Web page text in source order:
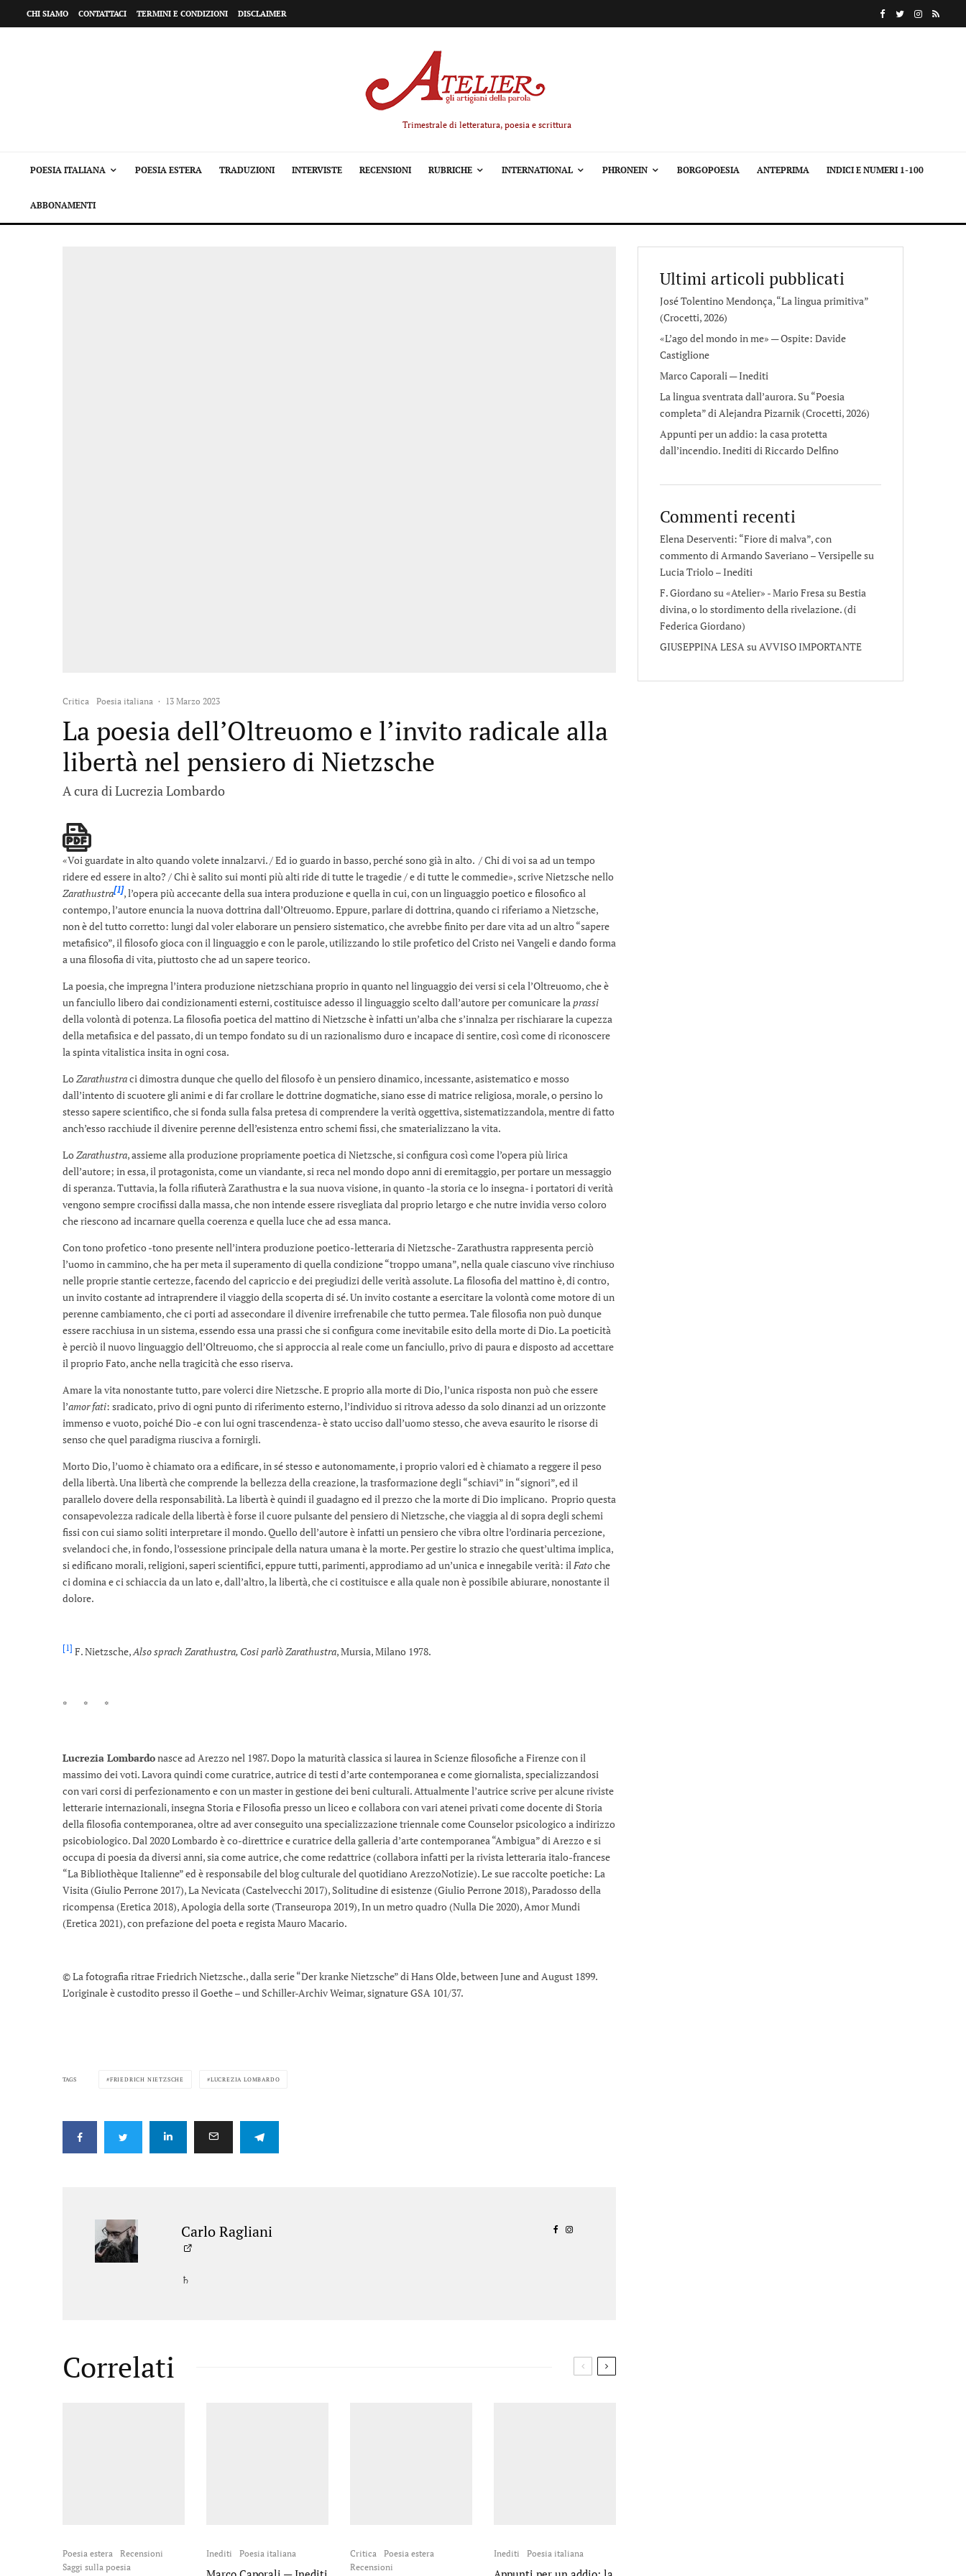
CHI SIAMO CONTATTACI TERMINI E CONDIZIONI DISCLAIMER
Trimestrale di letteratura, poesia e scrittura
POESIA ITALIANA POESIA ESTERA TRADUZIONI INTERVISTE RECENSIONI RUBRICHE INTERNATIONAL PHRONEIN BORGOPOESIA ANTEPRIMA INDICI E NUMERI 1-100
ABBONAMENTI
Critica Poesia italiana · 13 Marzo 2023
La poesia dell’Oltreuomo e l’invito radicale alla
libertà nel pensiero di Nietzsche
A cura di Lucrezia Lombardo
«Voi guardate in alto quando volete innalzarvi. / Ed io guardo in basso, perché sono già in alto. / Chi di voi sa ad un tempo
ridere ed essere in alto? / Chi è salito sui monti più alti ride di tutte le tragedie / e di tutte le commedie», scrive Nietzsche nello
Zarathustra[1], l’opera più accecante della sua intera produzione e quella in cui, con un linguaggio poetico e filosofico al
contempo, l’autore enuncia la nuova dottrina dall’Oltreuomo. Eppure, parlare di dottrina, quando ci riferiamo a Nietzsche,
non è del tutto corretto: lungi dal voler elaborare un pensiero sistematico, che avrebbe finito per dare vita ad un altro “sapere
metafisico”, il filosofo gioca con il linguaggio e con le parole, utilizzando lo stile profetico del Cristo nei Vangeli e dando forma
a una filosofia di vita, piuttosto che ad un sapere teorico.
La poesia, che impregna l’intera produzione nietzschiana proprio in quanto nel linguaggio dei versi si cela l’Oltreuomo, che è
un fanciullo libero dai condizionamenti esterni, costituisce adesso il linguaggio scelto dall’autore per comunicare laprassi
della volontà di potenza. La filosofia poetica del mattino di Nietzsche è infatti un’alba che s’innalza per rischiarare la cupezza
della metafisica e del passato, di un tempo fondato su di un razionalismo duro e incapace di sentire, così come di riconoscere
la spinta vitalistica insita in ogni cosa.
LoZarathustraci dimostra dunque che quello del filosofo è un pensiero dinamico, incessante, asistematico e mosso
dall’intento di scuotere gli animi e di far crollare le dottrine dogmatiche, siano esse di matrice religiosa, morale, o persino lo
stesso sapere scientifico, che si fonda sulla falsa pretesa di comprendere la verità oggettiva, sistematizzandola, mentre di fatto
anch’esso racchiude il divenire perenne dell’esistenza entro schemi fissi, che smaterializzano la vita.
LoZarathustra, assieme alla produzione propriamente poetica di Nietzsche, si configura così come l’opera più lirica
dell’autore; in essa, il protagonista, come un viandante, si reca nel mondo dopo anni di eremitaggio, per portare un messaggio
di speranza. Tuttavia, la folla rifiuterà Zarathustra e la sua nuova visione, in quanto -la storia ce lo insegna- i portatori di verità
vengono sempre crocifissi dalla massa, che non intende essere risvegliata dal proprio letargo e che nutre invidia verso coloro
che riescono ad incarnare quella coerenza e quella luce che ad essa manca.
Con tono profetico -tono presente nell’intera produzione poetico-letteraria di Nietzsche- Zarathustra rappresenta perciò
l’uomo in cammino, che ha per meta il superamento di quella condizione “troppo umana”, nella quale ciascuno vive rinchiuso
nelle proprie stantie certezze, facendo del capriccio e dei pregiudizi delle verità assolute. La filosofia del mattino è, di contro,
un invito costante ad intraprendere il viaggio della scoperta di sé. Un invito costante a esercitare la volontà come motore di un
perenne cambiamento, che ci porti ad assecondare il divenire irrefrenabile che tutto permea. Tale filosofia non può dunque
essere racchiusa in un sistema, essendo essa una prassi che si configura come inevitabile esito della morte di Dio. La poeticità
è perciò il nuovo linguaggio dell’Oltreuomo, che si approccia al reale come un fanciullo, privo di paura e disposto ad accettare
il proprio Fato, anche nella tragicità che esso riserva.
Amare la vita nonostante tutto, pare volerci dire Nietzsche. E proprio alla morte di Dio, l’unica risposta non può che essere
l’amor fati: sradicato, privo di ogni punto di riferimento esterno, l’individuo si ritrova adesso da solo dinanzi ad un orizzonte
immenso e vuoto, poiché Dio -e con lui ogni trascendenza- è stato ucciso dall’uomo stesso, che aveva esaurito le risorse di
senso che quel paradigma riusciva a fornirgli.
Morto Dio, l’uomo è chiamato ora a edificare, in sé stesso e autonomamente, i proprio valori ed è chiamato a reggere il peso
della libertà. Una libertà che comprende la bellezza della creazione, la trasformazione degli “schiavi” in “signori”, ed il
parallelo dovere della responsabilità. La libertà è quindi il guadagno ed il prezzo che la morte di Dio implicano. Proprio questa
consapevolezza radicale della libertà è forse il cuore pulsante del pensiero di Nietzsche, che viaggia al di sopra degli schemi
fissi con cui siamo soliti interpretare il mondo. Quello dell’autore è infatti un pensiero che vibra oltre l’ordinaria percezione,
svelandoci che, in fondo, l’ossessione principale della natura umana è la morte. Per gestire lo strazio che quest’ultima implica,
si edificano morali, religioni, saperi scientifici, eppure tutti, parimenti, approdiamo ad un’unica e innegabile verità: ilFatoche
ci domina e ci schiaccia da un lato e, dall’altro, la libertà, che ci costituisce e alla quale non è possibile abiurare, nonostante il
dolore.
[1] F. Nietzsche,Also sprach Zarathustra, Cosi parlò Zarathustra, Mursia, Milano 1978.
* * *
Lucrezia Lombardonasce ad Arezzo nel 1987. Dopo la maturità classica si laurea in Scienze filosofiche a Firenze con il
massimo dei voti. Lavora quindi come curatrice, autrice di testi d’arte contemporanea e come giornalista, specializzandosi
con vari corsi di perfezionamento e con un master in gestione dei beni culturali. Attualmente l’autrice scrive per alcune riviste
letterarie internazionali, insegna Storia e Filosofia presso un liceo e collabora con vari atenei privati come docente di Storia
della filosofia contemporanea, oltre ad aver conseguito una specializzazione triennale come Counselor psicologico a indirizzo
psicobiologico. Dal 2020 Lombardo è co-direttrice e curatrice della galleria d’arte contemporanea “Ambigua” di Arezzo e si
occupa di poesia da diversi anni, sia come autrice, che come redattrice (collabora infatti per la rivista letteraria italo-francese
“La Bibliothèque Italienne” ed è responsabile del blog culturale del quotidiano ArezzoNotizie). Le sue raccolte poetiche: La
Visita (Giulio Perrone 2017), La Nevicata (Castelvecchi 2017), Solitudine di esistenze (Giulio Perrone 2018), Paradosso della
ricompensa (Eretica 2018), Apologia della sorte (Transeuropa 2019), In un metro quadro (Nulla Die 2020), Amor Mundi
(Eretica 2021), con prefazione del poeta e regista Mauro Macario.
© La fotografia ritrae Friedrich Nietzsche., dalla serie “Der kranke Nietzsche” di Hans Olde, between June and August 1899.
L’originale è custodito presso il Goethe – und Schiller-Archiv Weimar, signature GSA 101/37.
TAGS FRIEDRICH NIETZSCHE LUCREZIA LOMBARDO
Carlo Ragliani
♄
Correlati
Poesia estera
Recensioni
Saggi sulla poesia
Inediti Poesia italiana Critica
Poesia estera
Recensioni
Inediti Poesia italiana
Ultimi articoli pubblicati
José Tolentino Mendonça, “La lingua primitiva”
(Crocetti, 2026)
«L’ago del mondo in me» — Ospite: Davide
Castiglione
Marco Caporali — Inediti
La lingua sventrata dall’aurora. Su “Poesia
completa” di Alejandra Pizarnik (Crocetti, 2026)
Appunti per un addio: la casa protetta
dall’incendio. Inediti di Riccardo Delfino
Commenti recenti
Elena Deserventi: “Fiore di malva”, con
commento di Armando Saveriano – Versipellesu
Lucia Triolo – Inediti
F. Giordano su «Atelier» - Mario FresasuBestia
divina, o lo stordimento della rivelazione. (di
Federica Giordano)
GIUSEPPINA LESAsuAVVISO IMPORTANTE